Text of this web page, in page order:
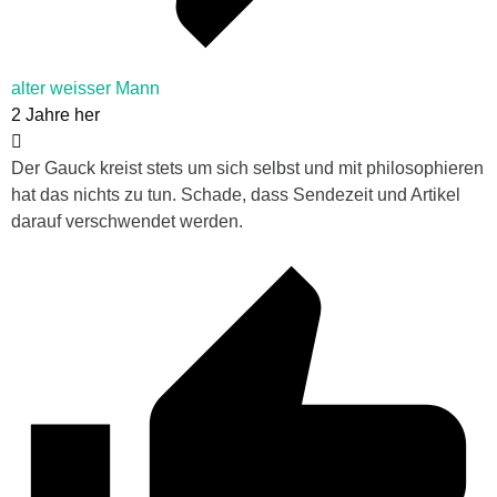
alter weisser Mann
2 Jahre her
Der Gauck kreist stets um sich selbst und mit philosophieren
hat das nichts zu tun. Schade, dass Sendezeit und Artikel
darauf verschwendet werden.